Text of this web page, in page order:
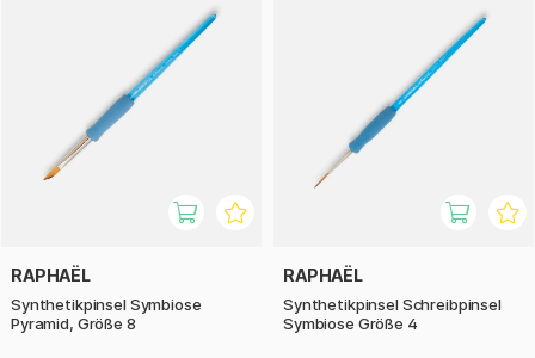
RAPHAËL
Synthetikpinsel Symbiose
Pyramid, Größe 8
RAPHAËL
Synthetikpinsel Schreibpinsel
Symbiose Größe 4